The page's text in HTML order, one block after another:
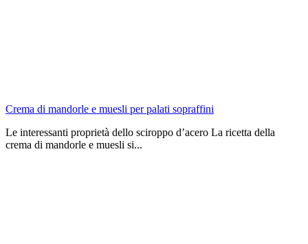
Crema di mandorle e muesli per palati sopraffini
Le interessanti proprietà dello sciroppo d’acero La ricetta della
crema di mandorle e muesli si...